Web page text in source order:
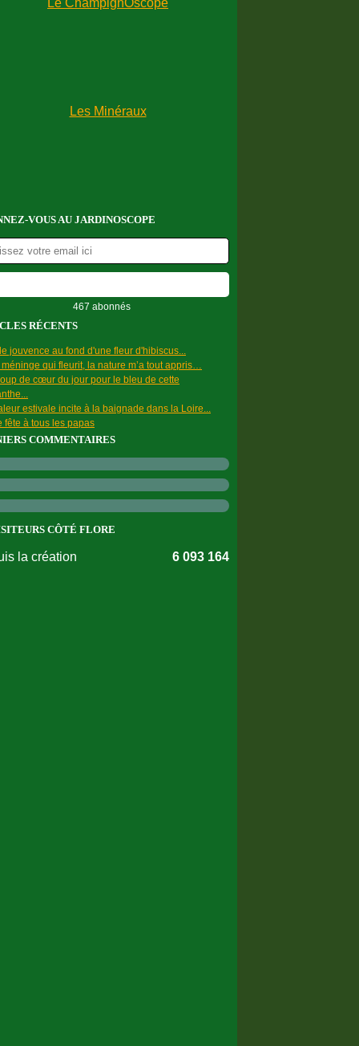
VOUS AU JARDINOSCOPE
467 abonnés
RÉCENTS
jouvence au fond d'une fleur d'hibiscus...
méninge qui fleurit, la nature m’a tout appris…
de cœur du jour pour le bleu de cette
estivale incite à la baignade dans la Loire...
fête à tous les papas
COMMENTAIRES
CÔTÉ FLORE
la création 6 093 164